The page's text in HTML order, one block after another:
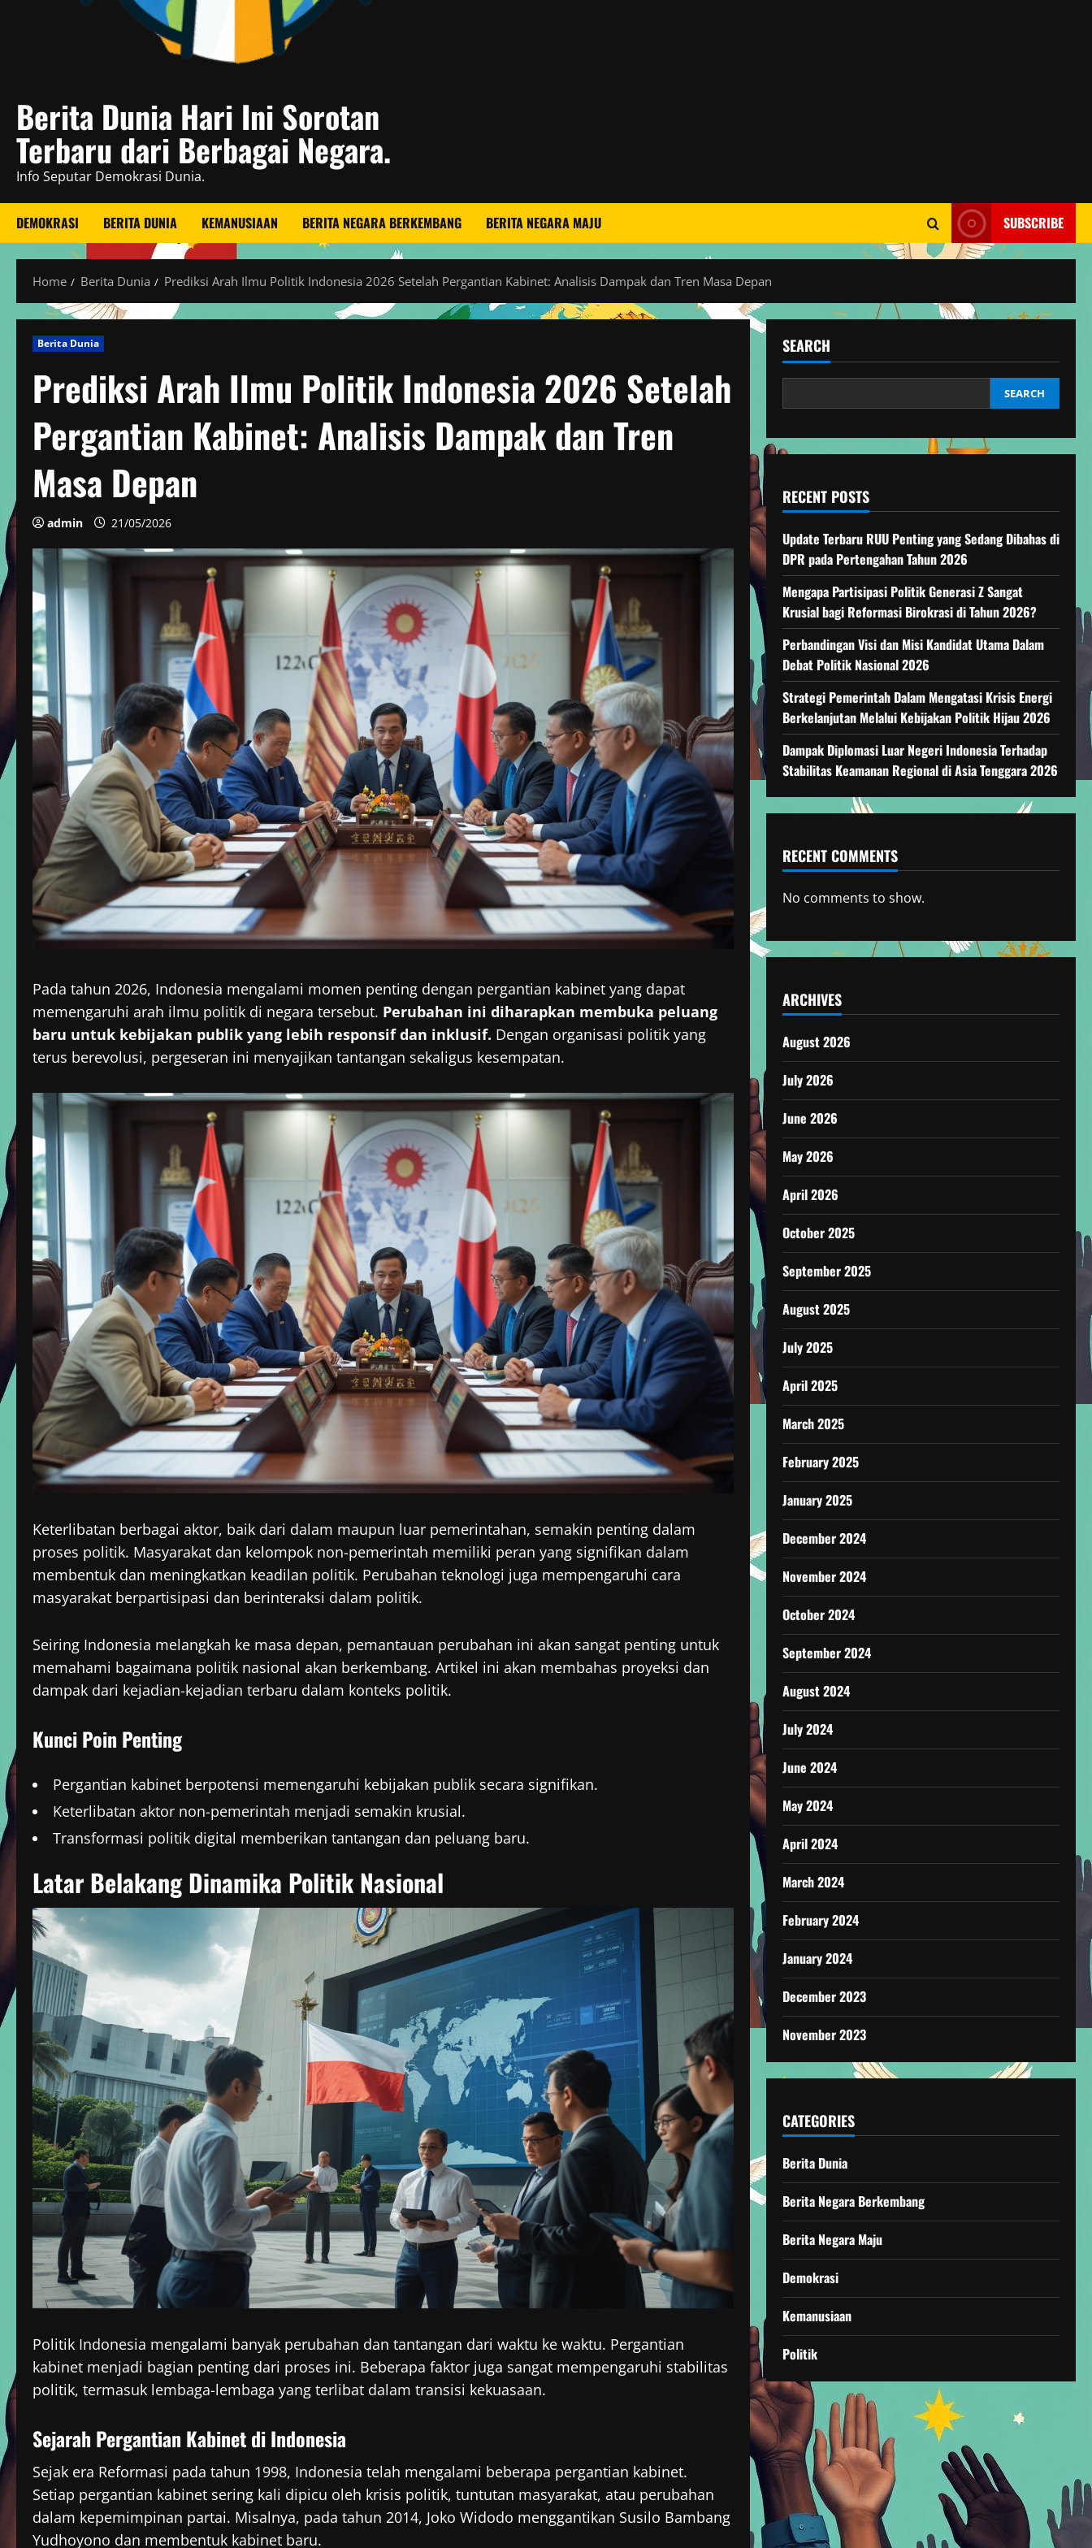
Berita Dunia Hari Ini Sorotan
Terbaru dari Berbagai Negara.
Info Seputar Demokrasi Dunia.
DEMOKRASI BERITA DUNIA KEMANUSIAAN BERITA NEGARA BERKEMBANG BERITA NEGARA MAJU SUBSCRIBE
Home Berita Dunia Prediksi Arah Ilmu Politik Indonesia 2026 Setelah Pergantian Kabinet: Analisis Dampak dan Tren Masa Depan
Berita Dunia
Prediksi Arah Ilmu Politik Indonesia 2026 Setelah
Pergantian Kabinet: Analisis Dampak dan Tren
Masa Depan
admin 21/05/2026
Pada tahun 2026, Indonesia mengalami momen penting dengan pergantian kabinet yang dapat
memengaruhi arah ilmu politik di negara tersebut. Perubahan ini diharapkan membuka peluang
baru untuk kebijakan publik yang lebih responsif dan inklusif. Dengan organisasi politik yang
terus berevolusi, pergeseran ini menyajikan tantangan sekaligus kesempatan.
Keterlibatan berbagai aktor, baik dari dalam maupun luar pemerintahan, semakin penting dalam
proses politik. Masyarakat dan kelompok non-pemerintah memiliki peran yang signifikan dalam
membentuk dan meningkatkan keadilan politik. Perubahan teknologi juga mempengaruhi cara
masyarakat berpartisipasi dan berinteraksi dalam politik.
Seiring Indonesia melangkah ke masa depan, pemantauan perubahan ini akan sangat penting untuk
memahami bagaimana politik nasional akan berkembang. Artikel ini akan membahas proyeksi dan
dampak dari kejadian-kejadian terbaru dalam konteks politik.
Kunci Poin Penting
Pergantian kabinet berpotensi memengaruhi kebijakan publik secara signifikan.
Keterlibatan aktor non-pemerintah menjadi semakin krusial.
Transformasi politik digital memberikan tantangan dan peluang baru.
Latar Belakang Dinamika Politik Nasional
Politik Indonesia mengalami banyak perubahan dan tantangan dari waktu ke waktu. Pergantian
kabinet menjadi bagian penting dari proses ini. Beberapa faktor juga sangat mempengaruhi stabilitas
politik, termasuk lembaga-lembaga yang terlibat dalam transisi kekuasaan.
Sejarah Pergantian Kabinet di Indonesia
Sejak era Reformasi pada tahun 1998, Indonesia telah mengalami beberapa pergantian kabinet.
Setiap pergantian kabinet sering kali dipicu oleh krisis politik, tuntutan masyarakat, atau perubahan
dalam kepemimpinan partai. Misalnya, pada tahun 2014, Joko Widodo menggantikan Susilo Bambang
Yudhoyono dan membentuk kabinet baru.
SEARCH
SEARCH
RECENT POSTS
Update Terbaru RUU Penting yang Sedang Dibahas di
DPR pada Pertengahan Tahun 2026
Mengapa Partisipasi Politik Generasi Z Sangat
Krusial bagi Reformasi Birokrasi di Tahun 2026?
Perbandingan Visi dan Misi Kandidat Utama Dalam
Debat Politik Nasional 2026
Strategi Pemerintah Dalam Mengatasi Krisis Energi
Berkelanjutan Melalui Kebijakan Politik Hijau 2026
Dampak Diplomasi Luar Negeri Indonesia Terhadap
Stabilitas Keamanan Regional di Asia Tenggara 2026
RECENT COMMENTS
No comments to show.
ARCHIVES
August 2026
July 2026
June 2026
May 2026
April 2026
October 2025
September 2025
August 2025
July 2025
April 2025
March 2025
February 2025
January 2025
December 2024
November 2024
October 2024
September 2024
August 2024
July 2024
June 2024
May 2024
April 2024
March 2024
February 2024
January 2024
December 2023
November 2023
CATEGORIES
Berita Dunia
Berita Negara Berkembang
Berita Negara Maju
Demokrasi
Kemanusiaan
Politik